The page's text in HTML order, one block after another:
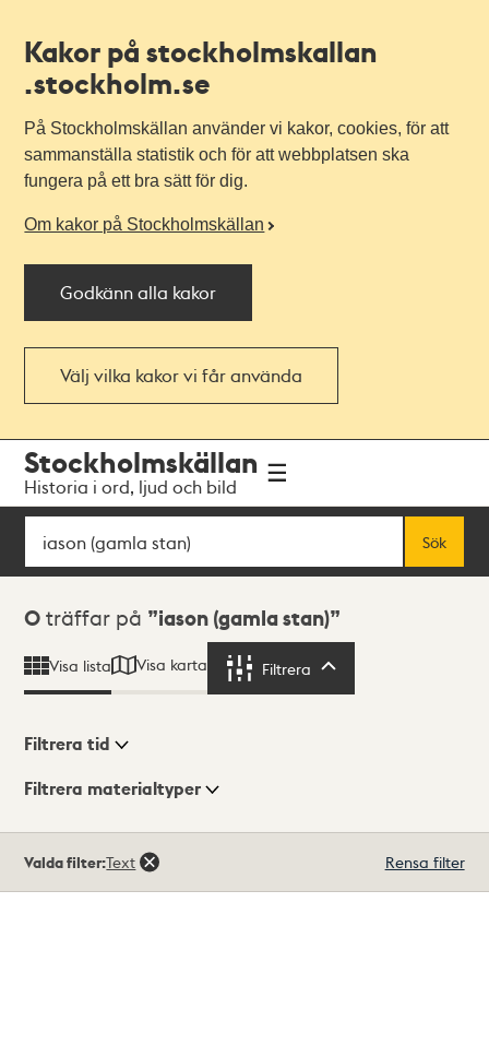
Kakor på stockholmskallan
.stockholm.se
På Stockholmskällan använder vi kakor, cookies, för att
sammanställa statistik och för att webbplatsen ska
fungera på ett bra sätt för dig.
Om kakor på Stockholmskällan
Godkänn alla kakor
Välj vilka kakor vi får använda
navigationen
huvudinnehållet
Stockholmskällan
Historia i ord, ljud och bild
Sök
Sök
Sökresultat
0 träffar på iason (gamla stan)
Visa lista Visa karta Filtrera
Visningsläge
Filtrera tid
Filtrera materialtyper
träffar
Valda filter:Text Rensa filter